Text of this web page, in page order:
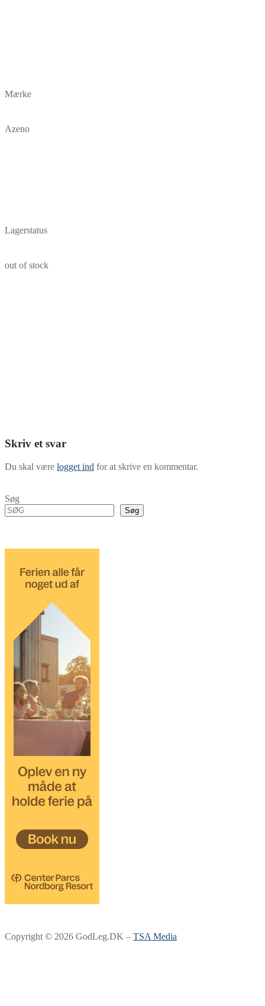
Mærke
Azeno
Lagerstatus
out of stock
Skriv et svar
Du skal være logget ind for at skrive en kommentar.
Søg
Søg
Copyright © 2026 GodLeg.DK – TSA Media